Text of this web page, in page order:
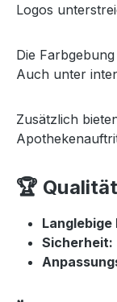
Logos
Die
Auch unter
Zusätzlich
🏆
Langlebige
Sicherheit: